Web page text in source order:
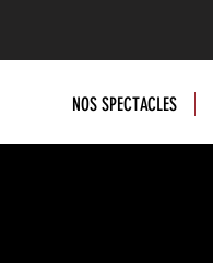
NOS SPECTACLES